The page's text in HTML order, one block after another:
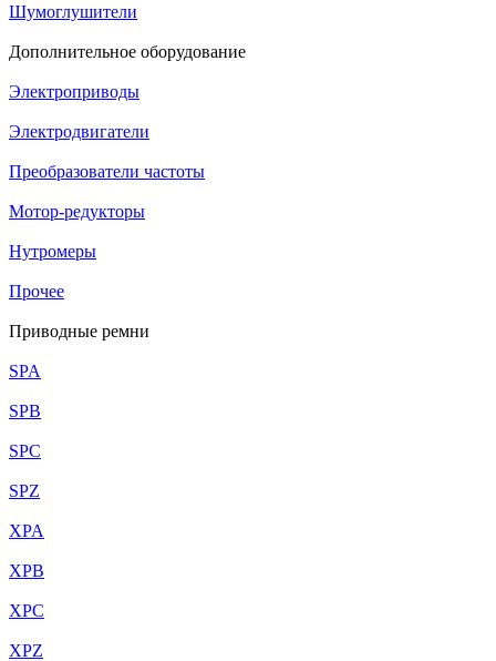
Шумоглушители
Дополнительное оборудование
Электроприводы
Электродвигатели
Преобразователи частоты
Мотор-редукторы
Нутромеры
Прочее
Приводные ремни
SPA
SPB
SPC
SPZ
XPA
XPB
XPC
XPZ